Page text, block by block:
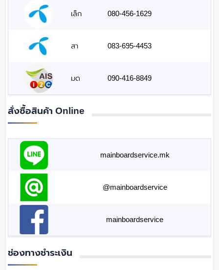
เล็ก 080-456-1629
สา 083-695-4453
มด 090-416-8849
สั่งซื้อสินค้า Online
mainboardservice.mk
@mainboardservice
mainboardservice
ช่องทางชำระเงิน